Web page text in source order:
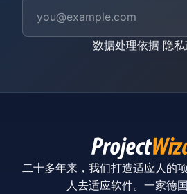
数据处理依据 隐
二十多年来，我们打造适应人的
人去适应软件。一家德